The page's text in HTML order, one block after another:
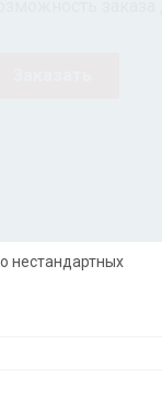
нестандартных